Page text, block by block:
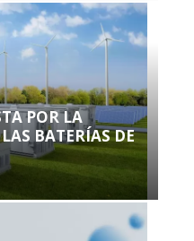
POR LA
BATERÍAS DE